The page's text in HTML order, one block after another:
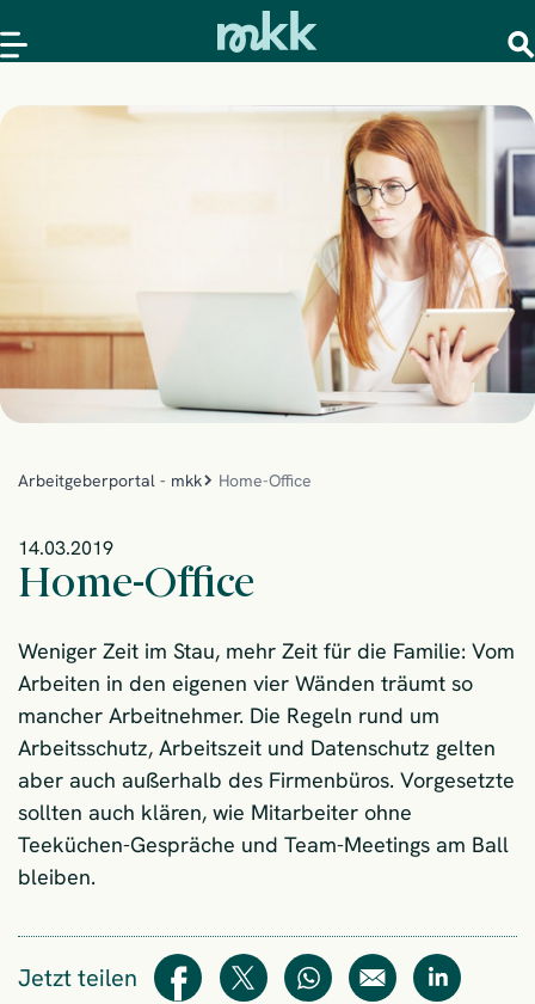
Arbeitgeberportal - mkk Home-Office
14.03.2019
Home-Office
Weniger Zeit im Stau, mehr Zeit für die Familie: Vom
Arbeiten in den eigenen vier Wänden träumt so
mancher Arbeitnehmer. Die Regeln rund um
Arbeitsschutz, Arbeitszeit und Datenschutz gelten
aber auch außerhalb des Firmenbüros. Vorgesetzte
sollten auch klären, wie Mitarbeiter ohne
Teeküchen-Gespräche und Team-Meetings am Ball
bleiben.
Jetzt teilen Teilen Teilen WhatsAppE-Mail Teilen